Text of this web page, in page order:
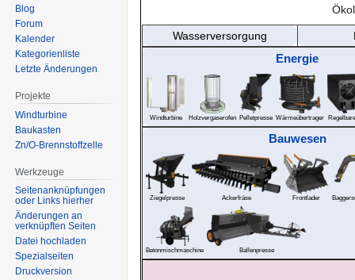
Wasserversorgung
Energie
Windturbine Holzvergaserofen Pelletpresse Wärmeübertrager
Bauwesen
Ziegelpresse Ackerfräse Frontlader
Betonmischmaschine Ballenpresse
Blog
Forum
Kalender
Kategorienliste
Letzte Änderungen
Projekte
Windturbine
Baukasten
Zn/O-Brennstoffzelle
Werkzeuge
Seitenanknüpfungen
oder Links hierher
Änderungen an
verknüpften Seiten
Datei hochladen
Spezialseiten
Druckversion